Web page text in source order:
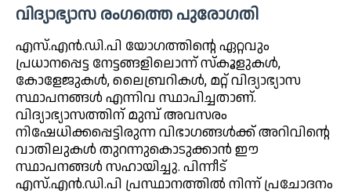
വിദ്യാഭ്യാസ രംഗത്തെ പുരോഗതി
എസ്.എൻ.ഡി.പി യോഗത്തിന്റെ ഏറ്റവും
പ്രധാനപ്പെട്ട നേട്ടങ്ങളിലൊന്ന് സ്കൂളുകൾ,
കോളേജുകൾ, ലൈബ്രറികൾ, മറ്റ് വിദ്യാഭ്യാസ
സ്ഥാപനങ്ങൾ എന്നിവ സ്ഥാപിച്ചതാണ്.
വിദ്യാഭ്യാസത്തിന് മുമ്പ് അവസരം
നിഷേധിക്കപ്പെട്ടിരുന്ന വിഭാഗങ്ങൾക്ക് അറിവിന്റെ
വാതിലുകൾ തുറന്നുകൊടുക്കാൻ ഈ
സ്ഥാപനങ്ങൾ സഹായിച്ചു. പിന്നീട്
എസ്.എൻ.ഡി.പി പ്രസ്ഥാനത്തിൽ നിന്ന് പ്രചോദനം